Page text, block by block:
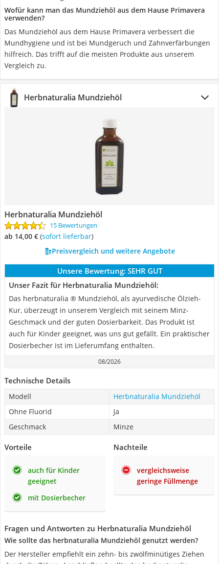
Wofür kann man das Mundziehöl aus dem Hause Primavera
verwenden?
Das Mundziehöl aus dem Hause Primavera verbessert die
Mundhygiene und ist bei Mundgeruch und Zahnverfärbungen
hilfreich. Das trifft auf die meisten Produkte aus unserem
Vergleich zu.
Herbnaturalia Mundziehöl
Herbnaturalia Mundziehöl
15 Bewertungen
ab 14,00 € ( Sofort lieferbar)
Preisvergleich und weitere Angebote
Unsere Bewertung: SEHR GUT
Unser Fazit für Herbnaturalia Mundziehöl:
Das herbnaturalia ® Mundziehöl, als ayurvedische Ölzieh-
Kur, überzeugt in unserem Vergleich mit seinem Minz-
Geschmack und der guten Dosierbarkeit. Das Produkt ist
auch für Kinder geeignet, was uns gut gefällt. Ein praktischer
Dosierbecher ist im Lieferumfang enthalten.
08/2026
Technische Details
Modell
Herbnaturalia Mundziehöl
Ohne Fluorid
Ja
Geschmack
Minze
Vorteile
auch für Kinder
geeignet
mit Dosierbecher
Nachteile
vergleichsweise
geringe Füllmenge
Fragen und Antworten zu Herbnaturalia Mundziehöl
Wie sollte das herbnaturalia Mundziehöl genutzt werden?
Der Hersteller empfiehlt ein zehn- bis zwölfminütiges Ziehen